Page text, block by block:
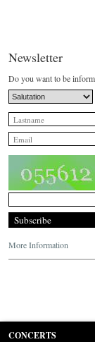
Newsletter
Do you want to be
More Information
CONCERTS